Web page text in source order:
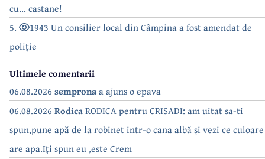
cu... castane!
5.
1943 Un consilier local din Câmpina a fost amendat de
poliție
Ultimele comentarii
06.08.2026 sempronaa ajuns o epava
06.08.2026 RodicaRODICA pentru CRISADI: am uitat sa-ti
spun,pune apă de la robinet intr-o cana albă și vezi ce culoare
are apa.Iți spun eu ,este Crem